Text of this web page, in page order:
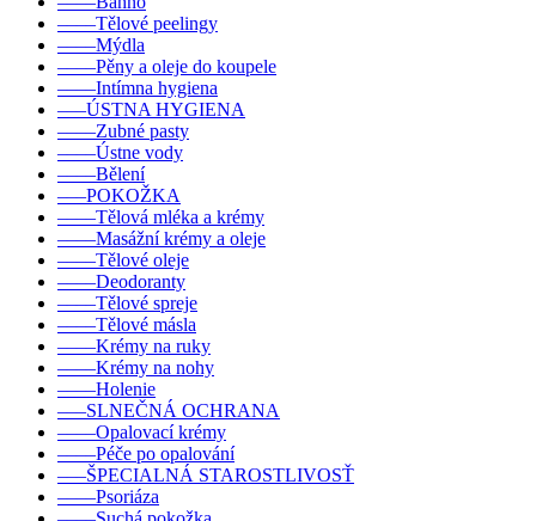
––––Tělové peelingy
––––Mýdla
––––Pěny a oleje do koupele
––––Intímna hygiena
–––ÚSTNA HYGIENA
––––Zubné pasty
––––Ústne vody
––––Bělení
–––POKOŽKA
––––Tělová mléka a krémy
––––Masážní krémy a oleje
––––Tělové oleje
––––Deodoranty
––––Tělové spreje
––––Tělové másla
––––Krémy na ruky
––––Krémy na nohy
––––Holenie
–––SLNEČNÁ OCHRANA
––––Opalovací krémy
––––Péče po opalování
–––ŠPECIALNÁ STAROSTLIVOSŤ
––––Psoriáza